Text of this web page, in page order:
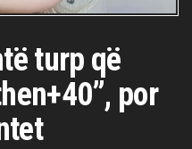
turp që
por